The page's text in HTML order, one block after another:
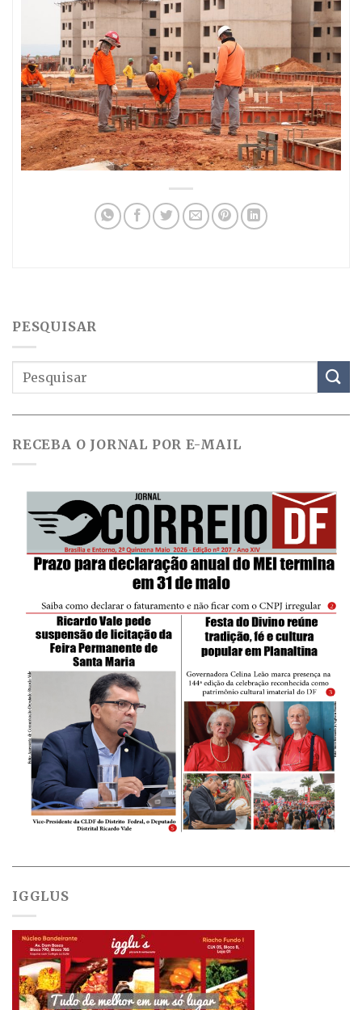
PESQUISAR
RECEBA O JORNAL POR E-MAIL
IGGLUS